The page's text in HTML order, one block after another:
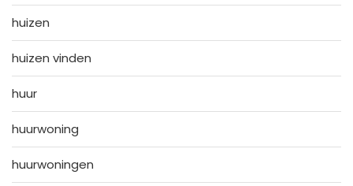
huizen
huizen vinden
huur
huurwoning
huurwoningen